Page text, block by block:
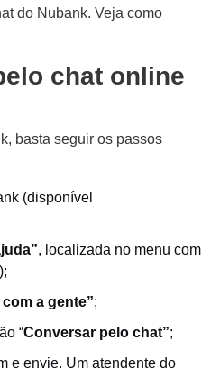
do Nubank. Veja como
chat online
basta seguir os passos
(disponível
, localizada no menu com
a gente”;
“Conversar pelo chat”;
e envie. Um atendente do